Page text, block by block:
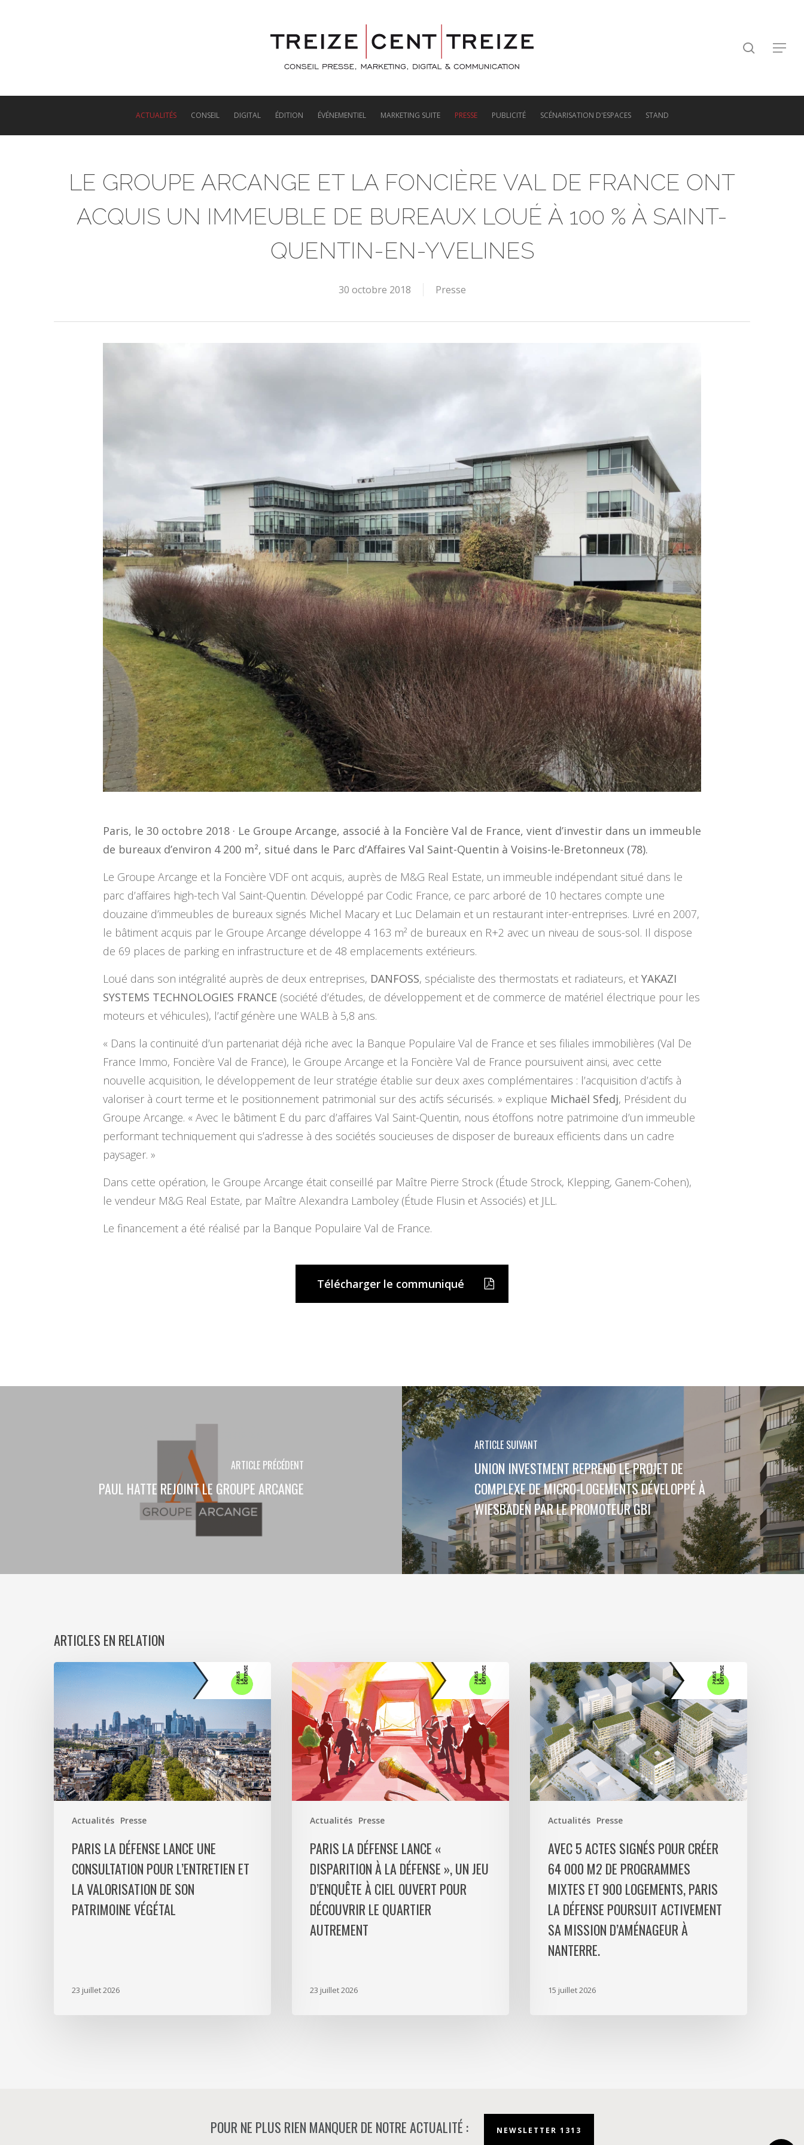
search
Menu
ACTUALITÉS CONSEIL DIGITAL ÉDITION ÉVÉNEMENTIEL MARKETING SUITE PRESSE PUBLICITÉ SCÉNARISATION D'ESPACES STAND
LE GROUPE ARCANGE ET LA FONCIÈRE VAL DE FRANCE ONT
ACQUIS UN IMMEUBLE DE BUREAUX LOUÉ À 100 % À SAINT-
QUENTIN-EN-YVELINES
30 octobre 2018 Presse
Paris, le 30 octobre 2018 · Le Groupe Arcange, associé à la Foncière Val de France, vient d’investir dans un immeuble
de bureaux d’environ 4 200 m², situé dans le Parc d’Affaires Val Saint-Quentin à Voisins-le-Bretonneux (78).
Le Groupe Arcange et la Foncière VDF ont acquis, auprès de M&G Real Estate, un immeuble indépendant situé dans le
parc d’affaires high-tech Val Saint-Quentin. Développé par Codic France, ce parc arboré de 10 hectares compte une
douzaine d’immeubles de bureaux signés Michel Macary et Luc Delamain et un restaurant inter-entreprises. Livré en 2007,
le bâtiment acquis par le Groupe Arcange développe 4 163 m² de bureaux en R+2 avec un niveau de sous-sol. Il dispose
de 69 places de parking en infrastructure et de 48 emplacements extérieurs.
Loué dans son intégralité auprès de deux entreprises, DANFOSS, spécialiste des thermostats et radiateurs, et YAKAZI
SYSTEMS TECHNOLOGIES FRANCE (société d’études, de développement et de commerce de matériel électrique pour les
moteurs et véhicules), l’actif génère une WALB à 5,8 ans.
« Dans la continuité d’un partenariat déjà riche avec la Banque Populaire Val de France et ses filiales immobilières (Val De
France Immo, Foncière Val de France), le Groupe Arcange et la Foncière Val de France poursuivent ainsi, avec cette
nouvelle acquisition, le développement de leur stratégie établie sur deux axes complémentaires : l’acquisition d’actifs à
valoriser à court terme et le positionnement patrimonial sur des actifs sécurisés. » explique Michaël Sfedj, Président du
Groupe Arcange. « Avec le bâtiment E du parc d’affaires Val Saint-Quentin, nous étoffons notre patrimoine d’un immeuble
performant techniquement qui s’adresse à des sociétés soucieuses de disposer de bureaux efficients dans un cadre
paysager. »
Dans cette opération, le Groupe Arcange était conseillé par Maître Pierre Strock (Étude Strock, Klepping, Ganem-Cohen),
le vendeur M&G Real Estate, par Maître Alexandra Lamboley (Étude Flusin et Associés) et JLL.
Le financement a été réalisé par la Banque Populaire Val de France.
Télécharger le communiqué
ARTICLE PRÉCÉDENT
PAUL HATTE REJOINT LE GROUPE ARCANGE
ARTICLE SUIVANT
UNION INVESTMENT REPREND LE PROJET DE
COMPLEXE DE MICRO-LOGEMENTS DÉVELOPPÉ À
WIESBADEN PAR LE PROMOTEUR GBI
ARTICLES EN RELATION
Actualités Presse
Paris
La
une
consultation
pour
l’entretien
et
valorisation
patrimoine
végétal
PARIS LA DÉFENSE LANCE UNE
CONSULTATION POUR L’ENTRETIEN ET
LA VALORISATION DE SON
PATRIMOINE VÉGÉTAL
23 juillet 2026
Actualités Presse
Paris
La
Défense
lance
Disparition
à
Défense
d’enquête
ouvert
découvrir
PARIS LA DÉFENSE LANCE «
DISPARITION À LA DÉFENSE », UN JEU
D’ENQUÊTE À CIEL OUVERT POUR
DÉCOUVRIR LE QUARTIER
AUTREMENT
23 juillet 2026
Actualités Presse
Avec
5
actes
signés
pour
créer
64
000
m2
programmes
logements,
Paris
Défense
poursuit
mission
AVEC 5 ACTES SIGNÉS POUR CRÉER
64 000 M2 DE PROGRAMMES
MIXTES ET 900 LOGEMENTS, PARIS
LA DÉFENSE POURSUIT ACTIVEMENT
SA MISSION D’AMÉNAGEUR À
NANTERRE.
15 juillet 2026
POUR NE PLUS RIEN MANQUER DE NOTRE ACTUALITÉ : NEWSLETTER 1313